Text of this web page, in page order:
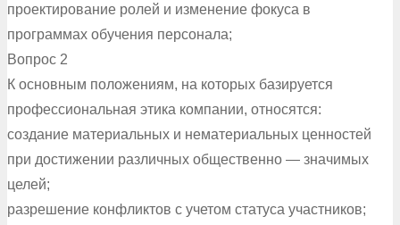
проектирование ролей и изменение фокуса в
программах обучения персонала;
Вопрос 2
К основным положениям, на которых базируется
профессиональная этика компании, относятся:
создание материальных и нематериальных ценностей
при достижении различных общественно — значимых
целей;
разрешение конфликтов с учетом статуса участников;